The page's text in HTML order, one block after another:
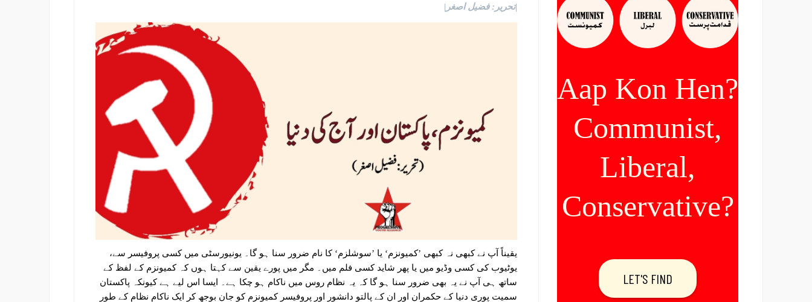
|تحریر: فضیل اصغر|
یقیناً آپ نے کبھی نہ کبھی ’کمیونزم‘ یا ’سوشلزم‘ کا نام ضرور سنا ہو گا۔ یونیورسٹی میں کسی پروفیسر سے،
یوٹیوب کی کسی وڈیو میں یا پھر شاید کسی فلم میں۔ مگر میں پورے یقین سے کہتا ہوں کہ کمیونزم کے لفظ کے
ساتھ ہی آپ نے یہ بھی ضرور سنا ہو گا کہ یہ نظام روس میں ناکام ہو چکا ہے۔ ایسا اس لیے ہے کیونکہ پاکستان
سمیت پوری دنیا کے حکمران اور ان کے پالتو دانشور اور پروفیسر کمیونزم کو جان بوجھ کر ایک ناکام نظام کے طور